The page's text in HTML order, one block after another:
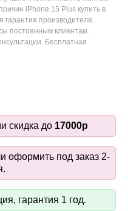
iPhone 15 Plus купить в
производителя.
постоянным клиентам.
Бесплатная
скидка до 17000р
оформить под заказ 2-
гарантия 1 год.